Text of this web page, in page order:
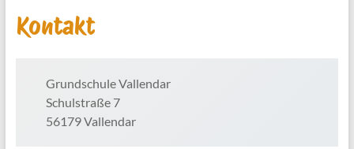
Kontakt
Grundschule Vallendar
Schulstraße 7
56179 Vallendar